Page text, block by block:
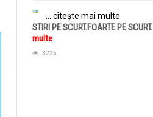
... citește mai multe
STIRI PE SCURT.FOARTE PE SCURT.
multe
3225